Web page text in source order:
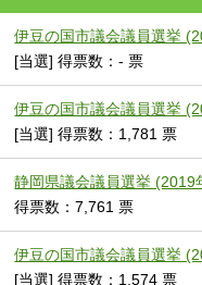
伊豆の国市議会議員選挙
[当選] 得票数：- 票
伊豆の国市議会議員選挙
[当選] 得票数：1,781 票
静岡県議会議員選挙 (2019
得票数：7,761 票
伊豆の国市議会議員選挙
[当選] 得票数：1,574 票